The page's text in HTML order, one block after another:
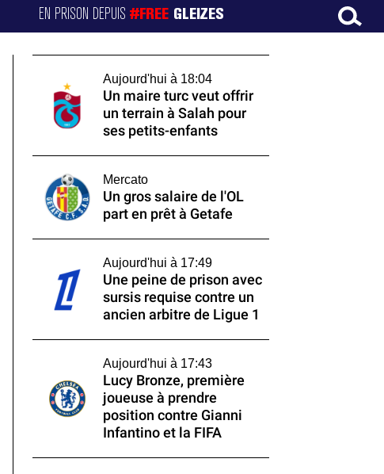
EN PRISON DEPUIS#FREE GLEIZES
Aujourd'hui à 18:04
Un maire turc veut offrir
un terrain à Salah pour
ses petits-enfants
Mercato
Un gros salaire de l'OL
part en prêt à Getafe
Aujourd'hui à 17:49
Une peine de prison avec
sursis requise contre un
ancien arbitre de Ligue 1
Aujourd'hui à 17:43
Lucy Bronze, première
joueuse à prendre
position contre Gianni
Infantino et la FIFA